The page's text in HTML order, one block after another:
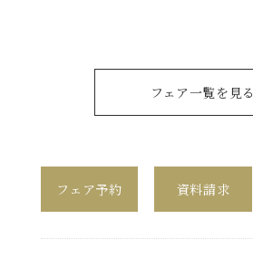
フェア一覧を見る
フェア予約 資料請求